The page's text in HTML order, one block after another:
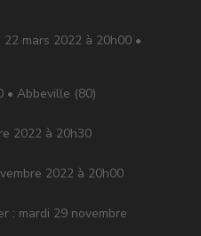
mars 2022 à 20h00 •
• Abbeville (80)
2022 à 20h30
2022 à 20h00
: mardi 29 novembre